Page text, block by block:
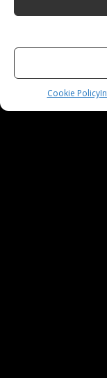
Cookie Policy
24
23